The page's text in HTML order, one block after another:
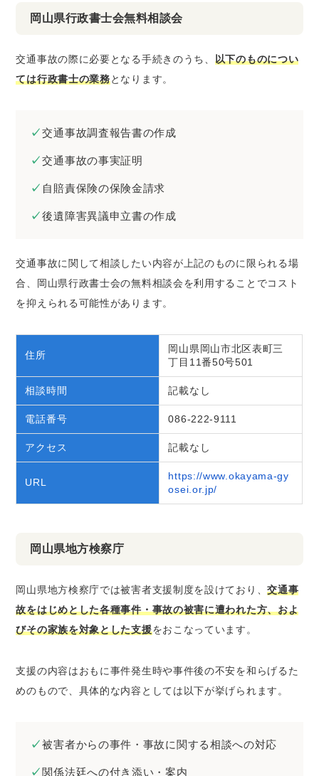
岡山県行政書士会無料相談会
交通事故の際に必要となる手続きのうち、 以下のものについ
ては行政書士の業務となります。
交通事故調査報告書の作成
交通事故の事実証明
自賠責保険の保険金請求
後遺障害異議申立書の作成
交通事故に関して相談したい内容が上記のものに限られる場
合、岡山県行政書士会の無料相談会を利用することでコスト
を抑えられる可能性があります。
住所
岡山県岡山市北区表町三
丁目11番50号501
相談時間 記載なし
電話番号 086-222-9111
アクセス 記載なし
URL
https://www.okayama-gy
osei.or.jp/
岡山県地方検察庁
岡山県地方検察庁では被害者支援制度を設けており、交通事
故をはじめとした各種事件・事故の被害に遭われた方、およ
びその家族を対象とした支援をおこなっています。
支援の内容はおもに事件発生時や事件後の不安を和らげるた
めのもので、具体的な内容としては以下が挙げられます。
被害者からの事件・事故に関する相談への対応
関係法廷への付き添い・案内